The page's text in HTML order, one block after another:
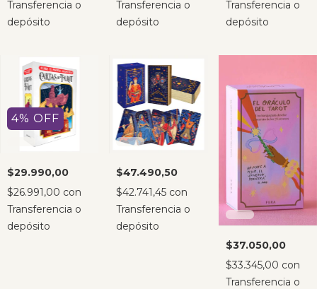
Transferencia o
depósito
Transferencia o
depósito
Transferencia o
depósito
4% OFF
$29.990,00
$26.991,00 con
Transferencia o
depósito
$47.490,50
$42.741,45 con
Transferencia o
depósito
$37.050,00
$33.345,00 con
Transferencia o